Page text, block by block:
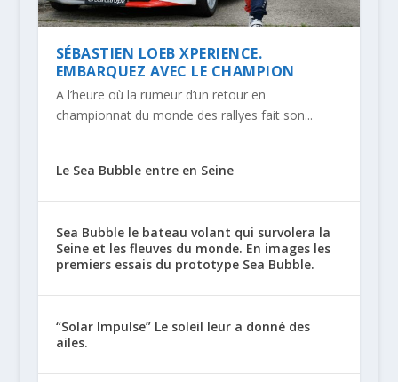
SÉBASTIEN LOEB XPERIENCE.
EMBARQUEZ AVEC LE CHAMPION
A l’heure où la rumeur d’un retour en
championnat du monde des rallyes fait son...
Le Sea Bubble entre en Seine
Sea Bubble le bateau volant qui survolera la
Seine et les fleuves du monde. En images les
premiers essais du prototype Sea Bubble.
“Solar Impulse” Le soleil leur a donné des
ailes.